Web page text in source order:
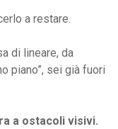
a restare.
di lineare, da
piano”, sei già fuori
a ostacoli visivi.